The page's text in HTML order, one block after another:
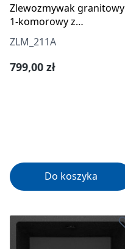
Zlewozmywak granitowy
1-komorowy z
ociekaczem
ZLM_211A
Cena regularna:
799,00 zł
Do koszyka